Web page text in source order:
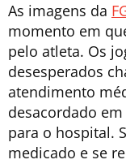
As imagens da
momento em
pelo atleta. Os
desesperados
atendimento
desacordado
para o hospital.
medicado e se